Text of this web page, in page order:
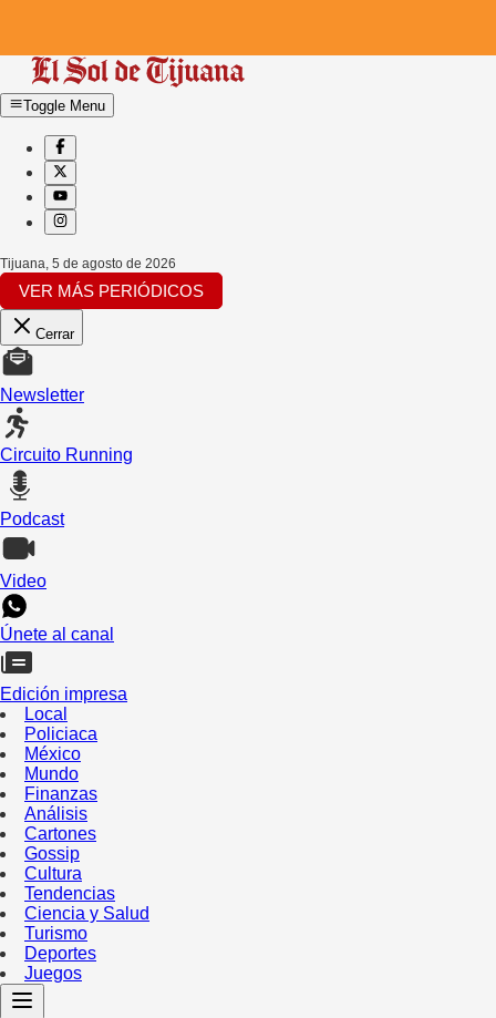
Toggle Menu
Tijuana 5 de agosto de 2026
VER MÁS PERIÓDICOS
Cerrar
Newsletter
Circuito Running
Podcast
Video
Únete al canal
Edición impresa
Local
Policiaca
México
Mundo
Finanzas
Análisis
Cartones
Gossip
Cultura
Tendencias
Ciencia y Salud
Turismo
Deportes
Juegos